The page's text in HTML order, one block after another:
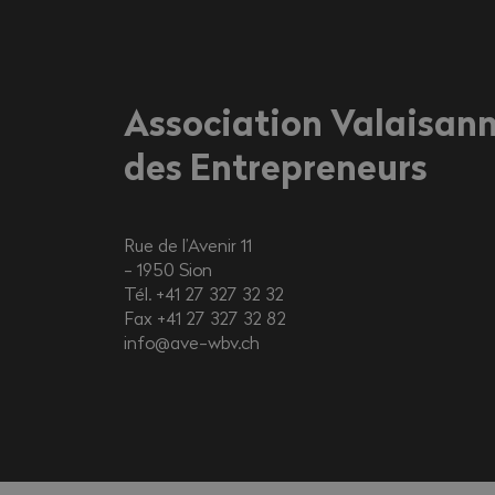
Association
des Entrepreneurs
Rue de l’Avenir 11
1950 Sion
Tél. +41 27 327 32 32
Fax +41 27 327 32 82
info@ave-wbv.ch